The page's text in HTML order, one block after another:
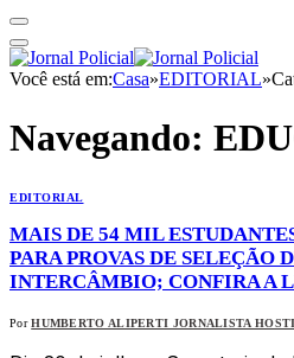
Você está em:Casa»EDITORIAL»
Navegando:
EDITORIAL
MAIS DE 54 MIL
PARA PROVAS DE SELEÇÃO
INTERCÂMBIO; CONFIRA A
Por HUMBERTO ALIPERTI JORNALISTA